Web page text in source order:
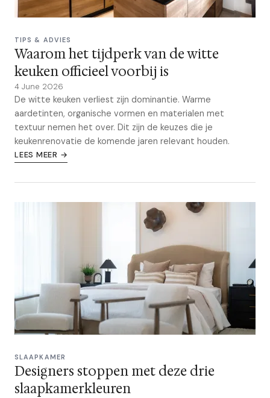
TIPS & ADVIES
Waarom het tijdperk van de witte
keuken officieel voorbij is
4 June 2026
De witte keuken verliest zijn dominantie. Warme
aardetinten, organische vormen en materialen met
textuur nemen het over. Dit zijn de keuzes die je
keukenrenovatie de komende jaren relevant houden.
LEES MEER →
SLAAPKAMER
Designers stoppen met deze drie
slaapkamerkleuren